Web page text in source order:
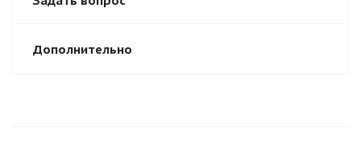
Дополнительно